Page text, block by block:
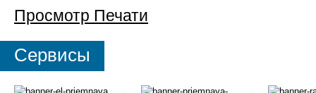
Просмотр Печати
Сервисы